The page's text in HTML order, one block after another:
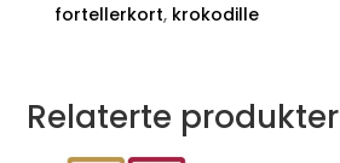
fortellerkort, krokodille
Relaterte produkter